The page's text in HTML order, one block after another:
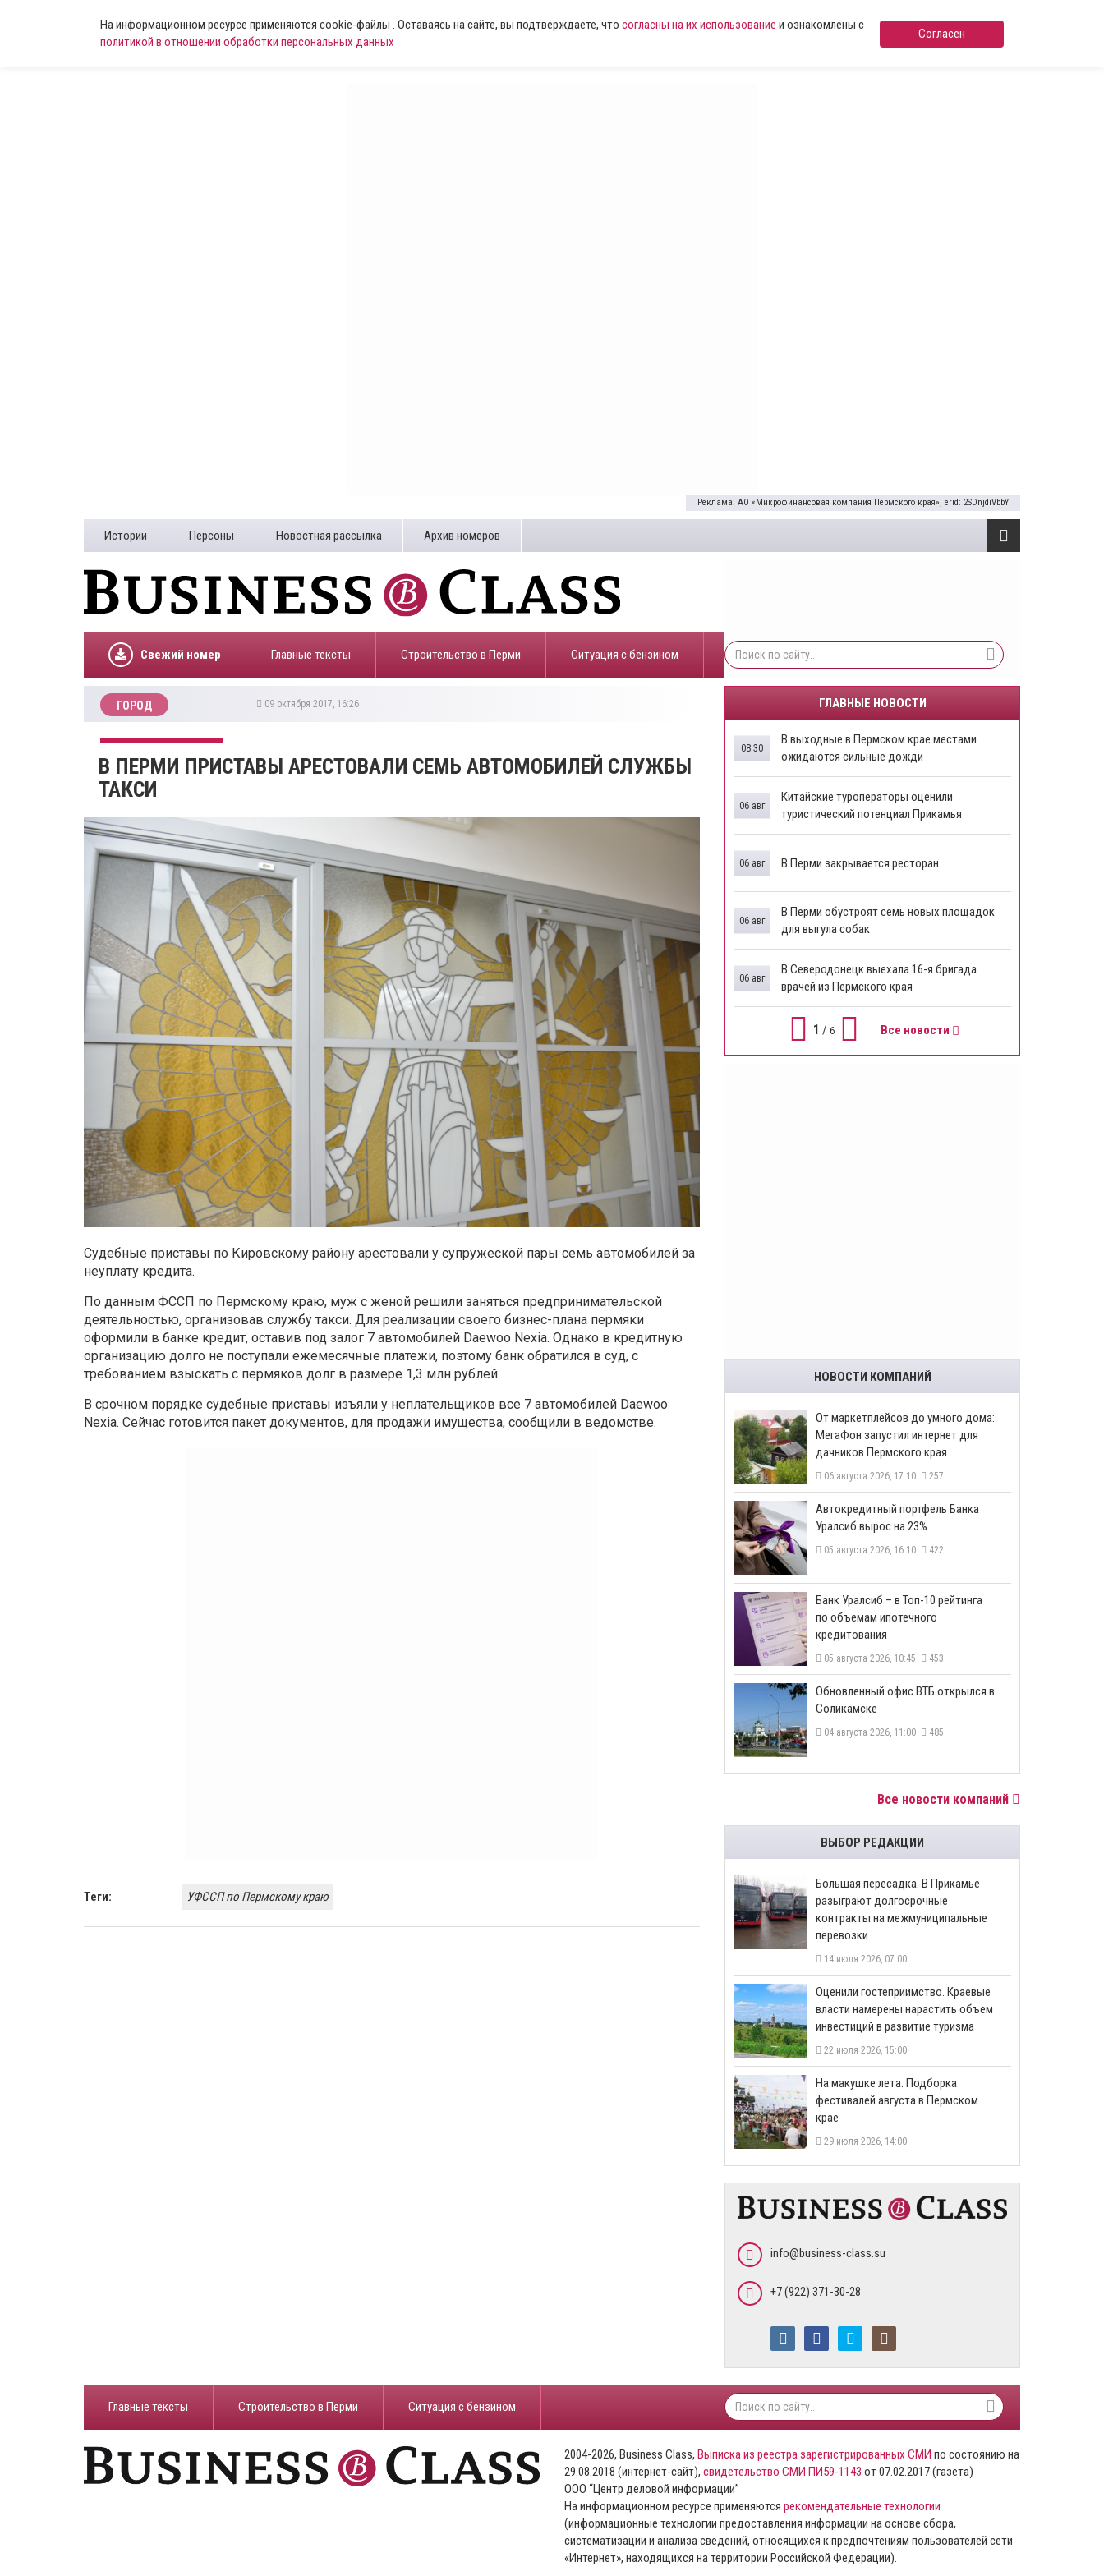
На информационном ресурсе применяются cookie-файлы . Оставаясь на сайте, вы подтверждаете, что согласны на их использование и ознакомлены с
политикой в отношении обработки персональных данных
Согласен
Реклама: АО «Микрофинансовая компания Пермского края», erid: 2SDnjdiVbbY
Истории Персоны Новостная рассылка Архив номеров
Свежий номер Главные тексты Строительство в Перми ​Ситуация с бензином
ГОРОД 09 октября 2017, 16:26
В ПЕРМИ ПРИСТАВЫ АРЕСТОВАЛИ СЕМЬ АВТОМОБИЛЕЙ СЛУЖБЫ
ТАКСИ
Судебные приставы по Кировскому району арестовали у супружеской пары семь автомобилей за
неуплату кредита.
По данным ФССП по Пермскому краю, муж с женой решили заняться предпринимательской
деятельностью, организовав службу такси. Для реализации своего бизнес-плана пермяки
оформили в банке кредит, оставив под залог 7 автомобилей Daewoo Nexia. Однако в кредитную
организацию долго не поступали ежемесячные платежи, поэтому банк обратился в суд, с
требованием взыскать с пермяков долг в размере 1,3 млн рублей.
В срочном порядке судебные приставы изъяли у неплательщиков все 7 автомобилей Daewoo
Nexia. Сейчас готовится пакет документов, для продажи имущества, сообщили в ведомстве.
Теги: УФССП по Пермскому краю
ГЛАВНЫЕ НОВОСТИ
В выходные в Пермском крае местами
ожидаются сильные дожди
08:30
Китайские туроператоры оценили
туристический потенциал Прикамья
06 авг
В Перми закрывается ресторан
06 авг
​В Перми обустроят семь новых площадок
для выгула собак
06 авг
В Северодонецк выехала 16-я бригада
врачей из Пермского края
06 авг
1 / 6 Все новости
НОВОСТИ КОМПАНИЙ
От маркетплейсов до умного дома:
МегаФон запустил интернет для
дачников Пермского края
06 августа 2026, 17:10 257
​Автокредитный портфель Банка
Уралсиб вырос на 23%
05 августа 2026, 16:10 422
​Банк Уралсиб – в Топ-10 рейтинга
по объемам ипотечного
кредитования
05 августа 2026, 10:45 453
​Обновленный офис ВТБ открылся в
Соликамске
04 августа 2026, 11:00 485
Все новости компаний
ВЫБОР РЕДАКЦИИ
Большая пересадка. В Прикамье
разыграют долгосрочные
контракты на межмуниципальные
перевозки
14 июля 2026, 07:00
Оценили гостеприимство. Краевые
власти намерены нарастить объем
инвестиций в развитие туризма
22 июля 2026, 15:00
На макушке лета. Подборка
фестивалей августа в Пермском
крае
29 июля 2026, 14:00
info@business-class.su
+7 (922) 371-30-28
Главные тексты Строительство в Перми ​Ситуация с бензином
2004-2026, Business Class, Выписка из реестра зарегистрированных СМИ по состоянию на
29.08.2018 (интернет-сайт), свидетельство СМИ ПИ59-1143 от 07.02.2017 (газета)
ООО “Центр деловой информации”
На информационном ресурсе применяются рекомендательные технологии
(информационные технологии предоставления информации на основе сбора,
систематизации и анализа сведений, относящихся к предпочтениям пользователей сети
«Интернет», находящихся на территории Российской Федерации).